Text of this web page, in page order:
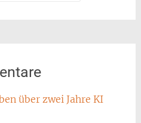
über zwei Jahre KI